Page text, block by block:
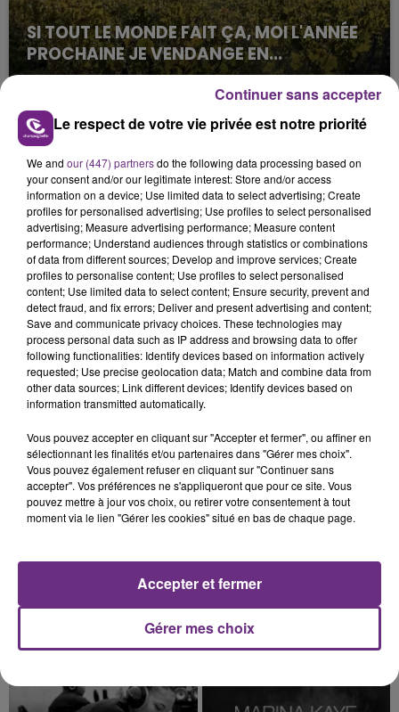
SI TOUT LE MONDE FAIT ÇA, MOI L'ANNÉE
PROCHAINE JE VENDANGE EN...
La vendange en Champagne a débuté ce jeudi 6
août dans la commune de Montgueux (Aube). Du
jamais vu !
L'INSPECTION DU TRAVAIL RAPPELLE À
L'ORDRE SUR LES CONDITIONS DE...
Alors que les dates de début des vendange 2026
s'est avéré être plus précoce que prévu,
l'inspection du Travail en profite pour rappeler
les conditions de...
TITRES DIFFUSÉS
4h49
4h49
Nothing Else Matters.
OLIVIA RODRIGO
Stupid Song
4h42
4h42 4h39
4h39
Le respect de votre vie privée est notre priorité
We and our (447) partnersdo the following data processing based on
your consent and/or our legitimate interest: Store and/or access
information on a device; Use limited data to select advertising; Create
profiles for personalised advertising; Use profiles to select personalised
advertising; Measure advertising performance; Measure content
performance; Understand audiences through statistics or combinations
of data from different sources; Develop and improve services; Create
profiles to personalise content; Use profiles to select personalised
content; Use limited data to select content; Ensure security, prevent and
detect fraud, and fix errors; Deliver and present advertising and content;
Save and communicate privacy choices. These technologies may
process personal data such as IP address and browsing data to offer
following functionalities: Identify devices based on information actively
requested; Use precise geolocation data; Match and combine data from
other data sources; Link different devices; Identify devices based on
information transmitted automatically.
Vous pouvez accepter en cliquant sur "Accepter et fermer", ou affiner en
sélectionnant les finalités et/ou partenaires dans "Gérer mes choix".
Vous pouvez également refuser en cliquant sur "Continuer sans
accepter". Vos préférences ne s'appliqueront que pour ce site. Vous
pouvez mettre à jour vos choix, ou retirer votre consentement à tout
moment via le lien "Gérer les cookies" situé en bas de chaque page.
Gérer mes choix
Accepter et fermer
Continuer sans accepter